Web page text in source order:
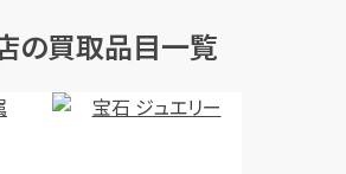
の買取品目一覧